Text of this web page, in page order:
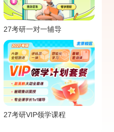
27考研一对一辅导
27考研VIP领学课程